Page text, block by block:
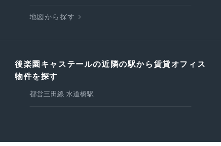
地図から探す
後楽園キャステールの近隣の駅から賃貸オフィス
物件を探す
都営三田線 水道橋駅